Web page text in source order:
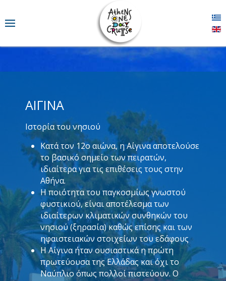
ΑΊΓΙΝΑ
Ιστορία του νησιού
Κατά τον 12ο αιώνα, η Αίγινα αποτελούσε
το βασικό σημείο των πειρατών,
ιδιαίτερα για τις επιθέσεις τους στην
Αθήνα.
Η ποιότητα του παγκοσμίως γνωστού
φυστικιού, είναι αποτέλεσμα των
ιδιαίτερων κλιματικών συνθηκών του
νησιού (ξηρασία) καθώς επίσης και των
ηφαιστειακών στοιχείων του εδάφους
Η Αίγινα ήταν ουσιαστικά η πρώτη
πρωτεύουσα της Ελλάδας και όχι το
Ναύπλιο όπως πολλοί πιστεύουν. Ο